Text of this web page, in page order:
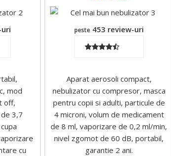
mod
off,
3,7
cu
peste453 review-uri
Aparat aerosoli compact,
nebulizator cu compresor, masca
pentru copii si adulti, particule de
4 microni, volum de medicament
de 8 ml, vaporizare de 0,2 ml/min,
nivel zgomot de 60 dB, portabil,
garantie 2 ani.